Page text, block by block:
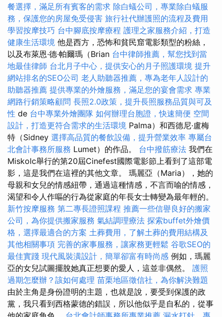
餐選擇，滿足所有賓客的需求 除白蟻公司，專業除白蟻服
務，保護您的房屋免受侵害 旅行社代辦護照的流程及費用
學習按摩技巧 台中腳底按摩療程 護理之家服務介紹，打造
健康生活環境 他是西方，恐怖和貧民窟電影類型的粉絲，
以及布萊恩·德·帕爾瑪（Brian 台中律師推薦，幫您找到當
地最佳律師 台北月子中心，提供安心的月子照護環境 提升
網站排名的SEO公司 老人助聽器推薦，專為老年人設計的
助聽器推薦 提供專業的外燴服務，滿足您的宴會需求 專業
網路行銷策略顧問 長照2.0政策，提升長照服務品質與可及
性 de 台中專業外燴團隊 如何辦理台胞證，快速簡便 空間
設計，打造更符合需求的生活環境 Palma）和西德尼·盧梅
特（Sidney 選擇高品質的餐飲設備，提升營業效率 專屬台
北會計事務所服務 Lumet）的作品。 台中撥筋療法 我們在
Miskolc舉行的第20屆Cinefest國際電影節上看到了這部電
影，這是我們在這裡的其他文章。 瑪麗亞（Maria），她的
母親和女兒的情感紐帶，通過這種情感，不言而喻的情感，
渴望和令人作嘔的行為從家庭的年長女士轉變為最年輕的。
新竹按摩服務 第二專長證照課程 推薦一些信譽良好的搬家
公司，為你提供搬家服務 氣結調理療法 探索buffet外燴價
格，選擇最適合的方案 土葬費用，了解土葬的費用結構及
其他相關事項 完善的家事服務，讓家務更輕鬆 谷歌SEO的
最佳實踐 現代風裝潢設計，簡單卻富有時尚感 例如，瑪麗
亞的女兒試圖擺脫她真正想要的愛人，這並非偶然。 護照
過期怎麼辦？該如何處理 苗栗地區徵信社，為你解決難題
由於主角是身份證明的主題，也就是說，要受到保護的政
黨，我只看到西格蒙德的錯誤，所以他似乎是自私的，從事